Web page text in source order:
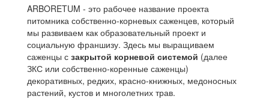
ARBORETUM - это рабочее название проекта
питомника собственно-корневых саженцев, который
мы развиваем как образовательный проект и
социальную франшизу. Здесь мы выращиваем
саженцы с закрытой корневой системой (далее
ЗКС или собственно-коренные саженцы)
декоративных, редких, красно-книжных, медоносных
растений, кустов и многолетних трав.